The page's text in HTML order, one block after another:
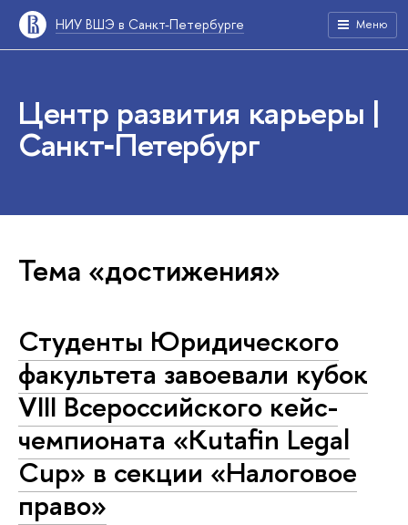
НИУ ВШЭ в Санкт-Петербурге Меню
Центр развития карьеры |
Санкт‑Петербург
Тема «достижения»
Студенты Юридического
факультета завоевали кубок
VIII Всероссийского кейс-
чемпионата «Kutafin Legal
Cup» в секции «Налоговое
право»